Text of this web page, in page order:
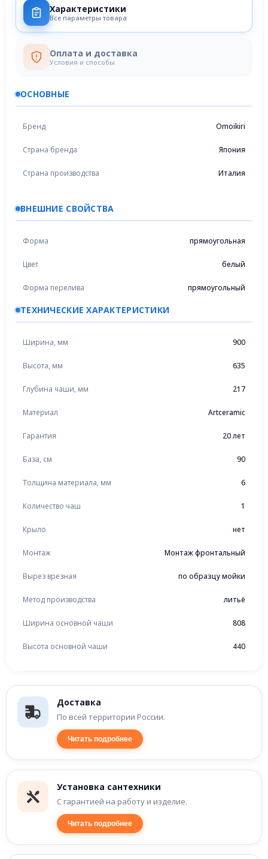
Доставка
По всей территории России.
Читать подробнее
Установка сантехники
С гарантией на работу и изделие.
Читать подробнее
Характеристики
Все параметры товара
Оплата и доставка
Условия и способы
ОСНОВНЫЕ
Бренд Omoikiri
Страна бренда Япония
Страна производства Италия
ВНЕШНИЕ СВОЙСТВА
Форма прямоугольная
Цвет белый
Форма перелива прямоугольный
ТЕХНИЧЕСКИЕ ХАРАКТЕРИСТИКИ
Ширина, мм 900
Высота, мм 635
Глубина чаши, мм 217
Материал Artceramic
Гарантия 20 лет
База, см 90
Толщина материала, мм 6
Количество чаш 1
Крыло нет
Монтаж Монтаж фронтальный
Вырез врезная по образцу мойки
Метод производства литьё
Ширина основной чаши 808
Высота основной чаши 440